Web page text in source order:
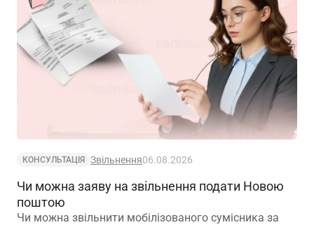
КОНСУЛЬТАЦІЯ Звільнення06.08.2026
Чи можна заяву на звільнення подати Новою
поштою
Чи можна звільнити мобілізованого сумісника за